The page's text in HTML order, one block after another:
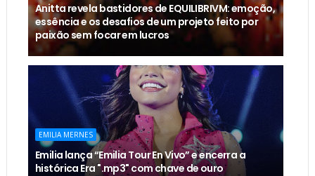
Anitta revela bastidores de EQUILIBRIVM: emoção,
essência e os desafios de um projeto feito por
paixão sem focar em lucros
EMILIA MERNES
Emilia lança “Emilia Tour En Vivo” e encerra a
histórica Era ".mp3" com chave de ouro